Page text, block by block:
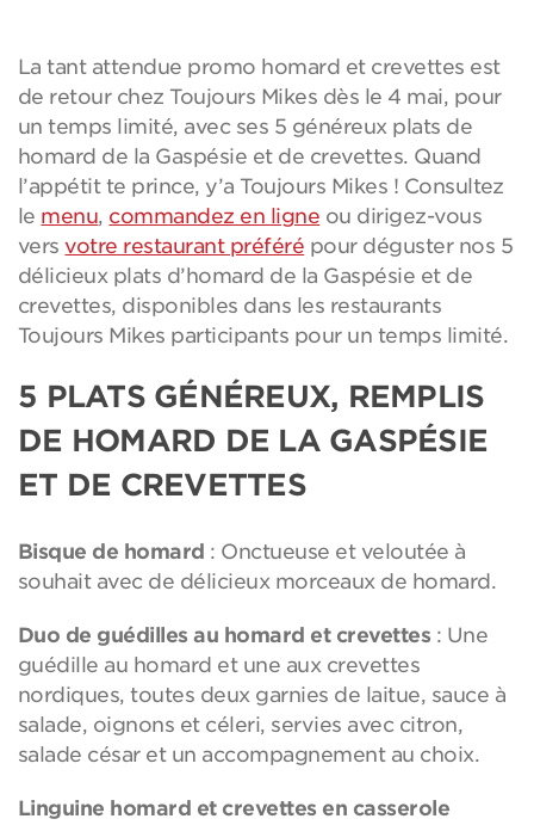
La tant attendue promo homard et crevettes est
de retour chez Toujours Mikes dès le 4 mai, pour
un temps limité, avec ses 5 généreux plats de
homard de la Gaspésie et de crevettes. Quand
l’appétit te prince, y’a Toujours Mikes ! Consultez
le menu, commandez en ligne ou dirigez-vous
vers votre restaurant préféré pour déguster nos 5
délicieux plats d’homard de la Gaspésie et de
crevettes, disponibles dans les restaurants
Toujours Mikes participants pour un temps limité.
5 PLATS GÉNÉREUX, REMPLIS
DE HOMARD DE LA GASPÉSIE
ET DE CREVETTES
Bisque de homard : Onctueuse et veloutée à
souhait avec de délicieux morceaux de homard.
Duo de guédilles au homard et crevettes : Une
guédille au homard et une aux crevettes
nordiques, toutes deux garnies de laitue, sauce à
salade, oignons et céleri, servies avec citron,
salade césar et un accompagnement au choix.
Linguine homard et crevettes en casserole